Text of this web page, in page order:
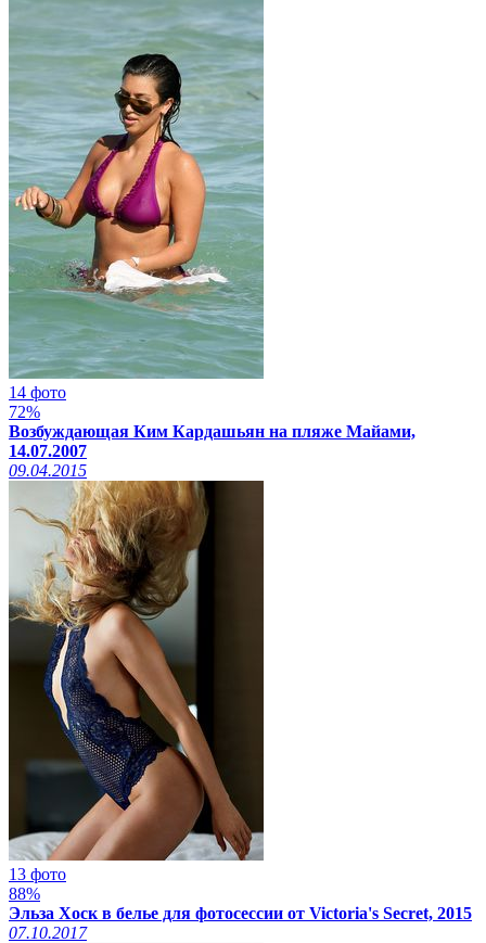
14 фото
72%
Возбуждающая Ким Кардашьян на пляже Майами,
14.07.2007
09.04.2015
13 фото
88%
Эльза Хоск в белье для фотосессии от Victoria's Secret, 2015
07.10.2017